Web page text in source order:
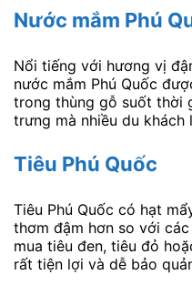
Nước mắm Phú
Nổi tiếng với hương vị
nước mắm Phú Quốc
trong thùng gỗ suốt thời
trưng mà nhiều du khách
Tiêu Phú Quốc
Tiêu Phú Quốc có hạt
thơm đậm hơn so với
mua tiêu đen, tiêu đỏ
rất tiện lợi và dễ bảo